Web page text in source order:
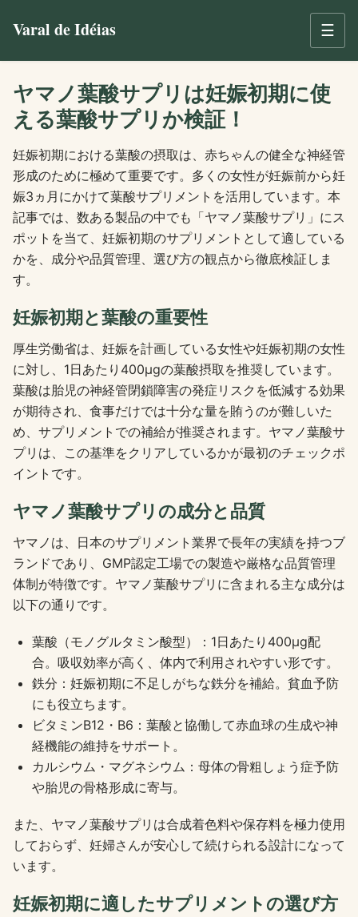
Varal de Idéias ☰
ヤマノ葉酸サプリは妊娠初期に使
える葉酸サプリか検証！
妊娠初期における葉酸の摂取は、赤ちゃんの健全な神経管
形成のために極めて重要です。多くの女性が妊娠前から妊
娠3ヵ月にかけて葉酸サプリメントを活用しています。本
記事では、数ある製品の中でも「ヤマノ葉酸サプリ」にス
ポットを当て、妊娠初期のサプリメントとして適している
かを、成分や品質管理、選び方の観点から徹底検証しま
す。
妊娠初期と葉酸の重要性
厚生労働省は、妊娠を計画している女性や妊娠初期の女性
に対し、1日あたり400μgの葉酸摂取を推奨しています。
葉酸は胎児の神経管閉鎖障害の発症リスクを低減する効果
が期待され、食事だけでは十分な量を賄うのが難しいた
め、サプリメントでの補給が推奨されます。ヤマノ葉酸サ
プリは、この基準をクリアしているかが最初のチェックポ
イントです。
ヤマノ葉酸サプリの成分と品質
ヤマノは、日本のサプリメント業界で長年の実績を持つブ
ランドであり、GMP認定工場での製造や厳格な品質管理
体制が特徴です。ヤマノ葉酸サプリに含まれる主な成分は
以下の通りです。
葉酸（モノグルタミン酸型）：1日あたり400μg配
合。吸収効率が高く、体内で利用されやすい形です。
鉄分：妊娠初期に不足しがちな鉄分を補給。貧血予防
にも役立ちます。
ビタミンB12・B6：葉酸と協働して赤血球の生成や神
経機能の維持をサポート。
カルシウム・マグネシウム：母体の骨粗しょう症予防
や胎児の骨格形成に寄与。
また、ヤマノ葉酸サプリは合成着色料や保存料を極力使用
しておらず、妊婦さんが安心して続けられる設計になって
います。
妊娠初期に適したサプリメントの選び方